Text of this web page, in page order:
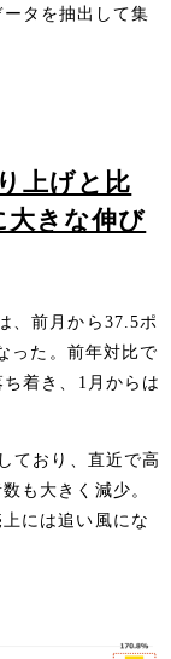
タを抽出して集
上げと比
大きな伸び
、前月から37.5ポ
った。前年対比で
着き、1月からは
ており、直近で高
も大きく減少。
には追い風にな